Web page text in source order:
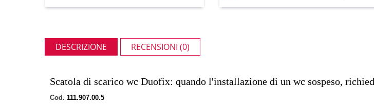
DESCRIZIONE RECENSIONI (0)
Scatola di scarico wc Duofix: quando l'installazione di un wc sospeso,
Cod. 111.907.00.5